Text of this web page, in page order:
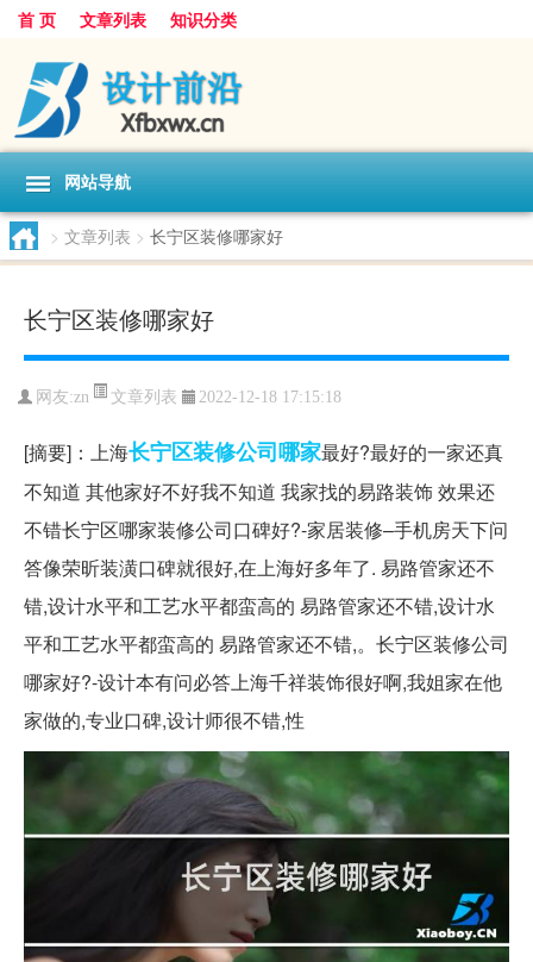
首 页 文章列表 知识分类
网站导航
> 文章列表 > 长宁区装修哪家好
长宁区装修哪家好
网友:zn 文章列表 2022-12-18 17:15:18
[摘要]：上海长宁区装修公司哪家最好?最好的一家还真
不知道 其他家好不好我不知道 我家找的易路装饰 效果还
不错长宁区哪家装修公司口碑好?-家居装修–手机房天下问
答像荣昕装潢口碑就很好,在上海好多年了. 易路管家还不
错,设计水平和工艺水平都蛮高的 易路管家还不错,设计水
平和工艺水平都蛮高的 易路管家还不错,。长宁区装修公司
哪家好?-设计本有问必答上海千祥装饰很好啊,我姐家在他
家做的,专业口碑,设计师很不错,性